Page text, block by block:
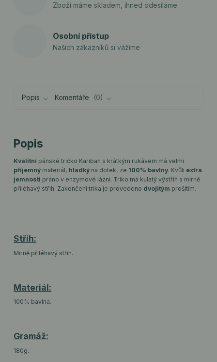
Zboží máme skladem, ihned odesíláme
Osobní přístup
Našich zákazníků si vážíme
Popis Komentáře 0
Popis
Kvalitní pánské tričko Kariban s krátkým rukávem má velmi
příjemný materiál, hladký na dotek, ze 100% bavlny. Kvůli extra
jemnosti práno v enzymové lázni. Triko má kulatý výstřih a mírně
přiléhavý střih. Zakončení trika je provedeno dvojitým prošitím.
Střih:
Mírně přiléhavý střih.
Materiál:
100% bavlna.
Gramáž:
180g.